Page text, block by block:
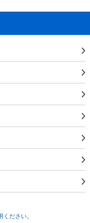
ださい。